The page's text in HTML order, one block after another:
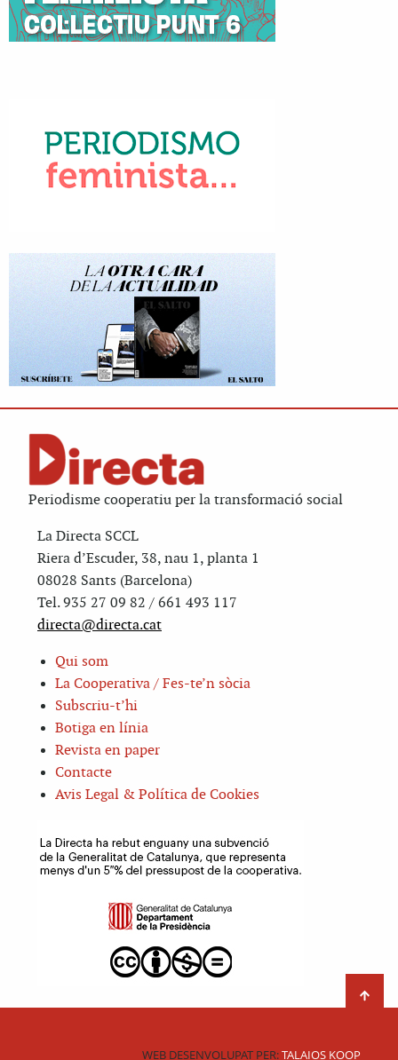
Periodisme cooperatiu per la transformació social
La Directa SCCL
Riera d’Escuder, 38, nau 1, planta 1
08028 Sants (Barcelona)
Tel. 935 27 09 82 / 661 493 117
directa@directa.cat
Qui som
La Cooperativa / Fes-te’n sòcia
Subscriu-t’hi
Botiga en línia
Revista en paper
Contacte
Avis Legal & Política de Cookies
WEB DESENVOLUPAT PER:TALAIOS KOOP